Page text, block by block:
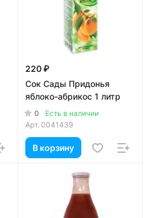
220 ₽
Сок Сады Придонья
яблоко-абрикос 1 литр
0
Есть в наличии
Арт. 0041439
В корзину